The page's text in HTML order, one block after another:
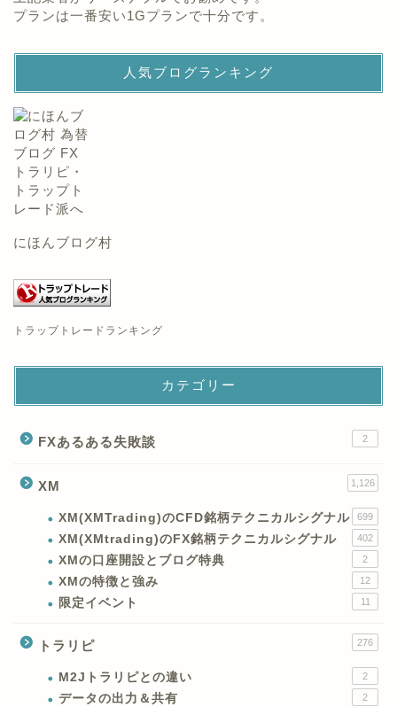
プランは一番安い1Gプランで十分です。
人気ブログランキング
にほんブログ村
トラップトレードランキング
カテゴリー
FXあるある失敗談 2
XM 1,126
XM(XMTrading)のCFD銘柄テクニカルシグナル 699
XM(XMtrading)のFX銘柄テクニカルシグナル 402
XMの口座開設とブログ特典 2
XMの特徴と強み 12
限定イベント 11
トラリピ 276
M2Jトラリピとの違い 2
データの出力＆共有 2